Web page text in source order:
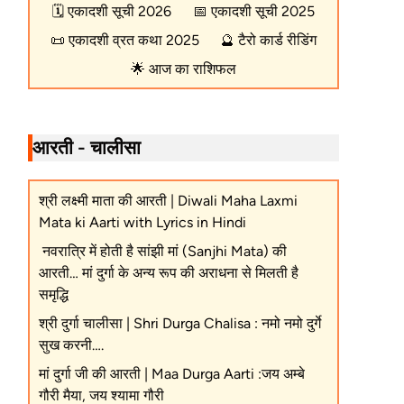
🗓️ एकादशी सूची 2026 📅 एकादशी सूची 2025
📜 एकादशी व्रत कथा 2025 🔮 टैरो कार्ड रीडिंग
🌟 आज का राशिफल
आरती - चालीसा
श्री लक्ष्मी माता की आरती | Diwali Maha Laxmi
Mata ki Aarti with Lyrics in Hindi
नवरात्रि में होती है सांझी मां (Sanjhi Mata) की
आरती… मां दुर्गा के अन्य रूप की अराधना से मिलती है
समृद्धि
श्री दुर्गा चालीसा | Shri Durga Chalisa : नमो नमो दुर्गे
सुख करनी….
मां दुर्गा जी की आरती | Maa Durga Aarti :जय अम्बे
गौरी मैया, जय श्यामा गौरी